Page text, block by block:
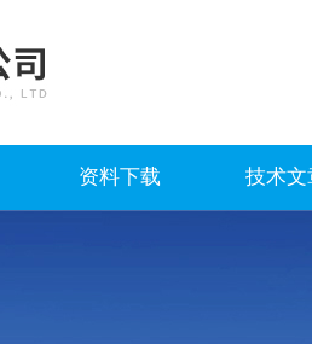
资料下载 技术文